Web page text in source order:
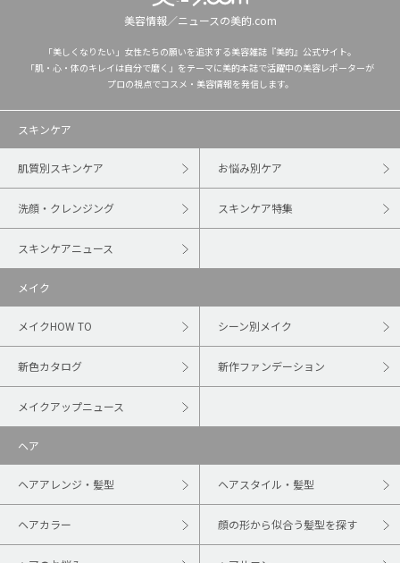
美容情報／ニュースの美的.com
「美しくなりたい」女性たちの願いを追求する美容雑誌『美的』公式サイト。
「肌・心・体のキレイは自分で磨く」をテーマに美的本誌で活躍中の美容レポーターが
プロの視点でコスメ・美容情報を発信します。
スキンケア
肌質別スキンケア お悩み別ケア
洗顔・クレンジング スキンケア特集
スキンケアニュース
メイク
メイクHOW TO シーン別メイク
新色カタログ 新作ファンデーション
メイクアップニュース
ヘア
ヘアアレンジ・髪型 ヘアスタイル・髪型
ヘアカラー 顔の形から似合う髪型を探す